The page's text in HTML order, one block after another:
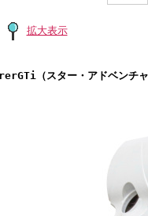
拡大表示
（スター・アドベンチャ